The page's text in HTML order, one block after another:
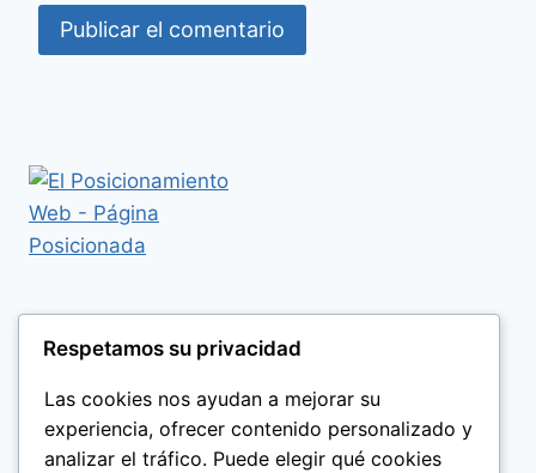
Respetamos su privacidad
Las cookies nos ayudan a mejorar su
experiencia, ofrecer contenido personalizado y
analizar el tráfico. Puede elegir qué cookies